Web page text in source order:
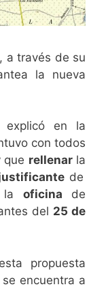
a través de su
la nueva
en la
con todos
que rellenarla
de
la oficina de
del 25 de
propuesta
encuentra a